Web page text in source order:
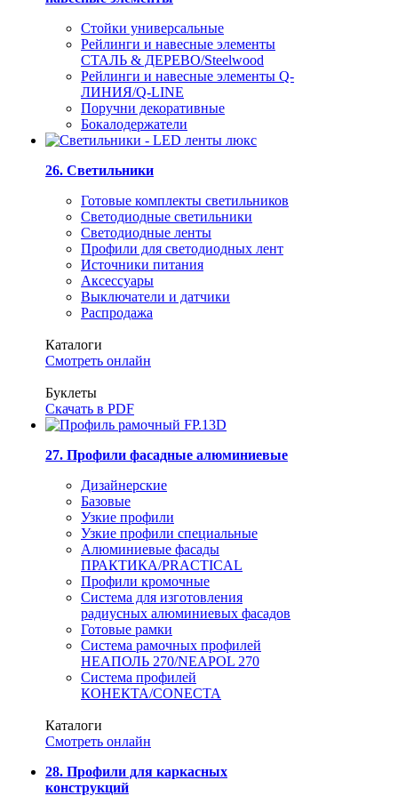
Стойки универсальные
Рейлинги и навесные элементы
СТАЛЬ & ДЕРЕВО/Steelwood
Рейлинги и навесные элементы Q-
ЛИНИЯ/Q-LINE
Поручни декоративные
Бокалодержатели
26. Светильники
Готовые комплекты светильников
Светодиодные светильники
Светодиодные ленты
Профили для светодиодных лент
Источники питания
Аксессуары
Выключатели и датчики
Распродажа
Каталоги
Смотреть онлайн
Буклеты
Скачать в PDF
27. Профили фасадные алюминиевые
Дизайнерские
Базовые
Узкие профили
Узкие профили специальные
Алюминиевые фасады
ПРАКТИКА/PRACTICAL
Профили кромочные
Система для изготовления
радиусных алюминиевых фасадов
Готовые рамки
Система рамочных профилей
НЕАПОЛЬ 270/NEAPOL 270
Система профилей
КОНЕКТА/CONECTA
Каталоги
Смотреть онлайн
28. Профили для каркасных
конструкций